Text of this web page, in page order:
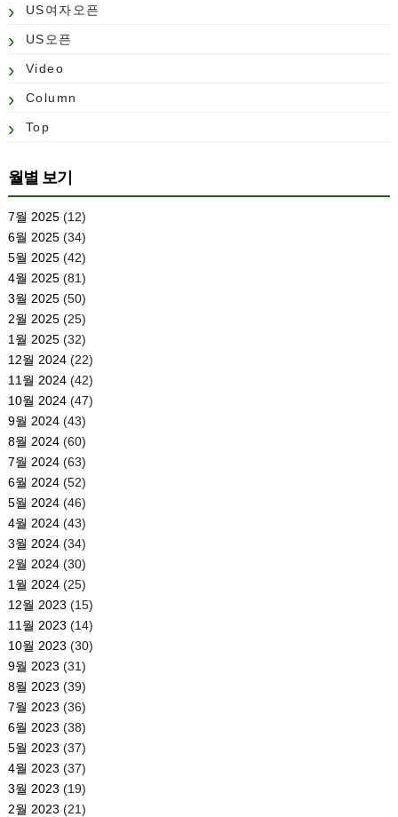
US여자오픈
US오픈
Video
Column
Top
월별 보기
7월 2025(12)
6월 2025(34)
5월 2025(42)
4월 2025(81)
3월 2025(50)
2월 2025(25)
1월 2025(32)
12월 2024(22)
11월 2024(42)
10월 2024(47)
9월 2024(43)
8월 2024(60)
7월 2024(63)
6월 2024(52)
5월 2024(46)
4월 2024(43)
3월 2024(34)
2월 2024(30)
1월 2024(25)
12월 2023 (15)
11월 2023 (14)
10월 2023 (30)
9월 2023 (31)
8월 2023 (39)
7월 2023 (36)
6월 2023 (38)
5월 2023 (37)
4월 2023 (37)
3월 2023 (19)
2월 2023 (21)